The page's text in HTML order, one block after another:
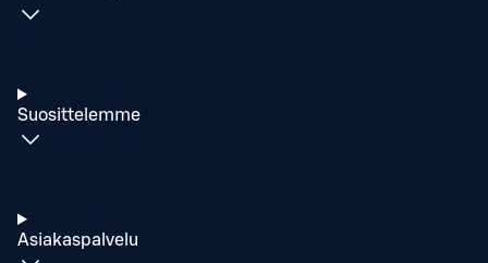
Suosittelemme
Asiakaspalvelu